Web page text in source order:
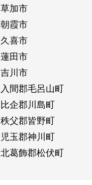
草加市
朝霞市
久喜市
蓮田市
吉川市
入間郡毛呂山町
比企郡川島町
秩父郡皆野町
児玉郡神川町
北葛飾郡松伏町